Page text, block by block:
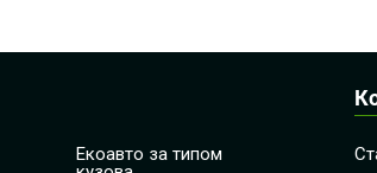
Екоавто за типом